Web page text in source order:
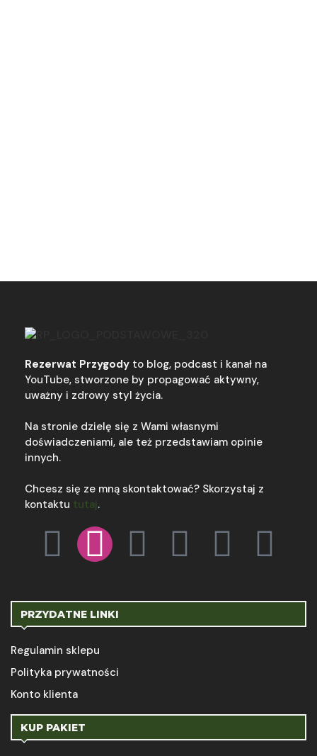
Rezerwat Przygody to blog, podcast i kanał na
YouTube, stworzone by propagować aktywny,
uważny i zdrowy styl życia.
Na stronie dzielę się z Wami własnymi
doświadczeniami, ale też przedstawiam opinie
innych.
Chcesz się ze mną skontaktować? Skorzystaj z
kontaktu tutaj.
PRZYDATNE LINKI
Regulamin sklepu
Polityka prywatności
Konto klienta
KUP PAKIET